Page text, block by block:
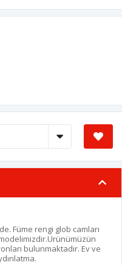
Füme rengi glob camları
bulunmaktadır. Ev ve